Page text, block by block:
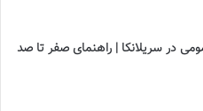
در سریلانکا | راهنمای صفر تا صد